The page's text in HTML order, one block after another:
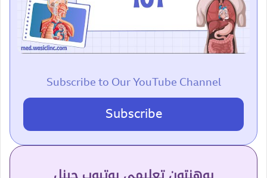
Subscribe to Our YouTube Channel
Subscribe